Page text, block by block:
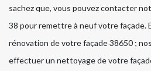
sachez que, vous pouvez contacter
38 pour remettre à neuf votre façade.
rénovation de votre façade 38650 ;
effectuer un nettoyage de votre